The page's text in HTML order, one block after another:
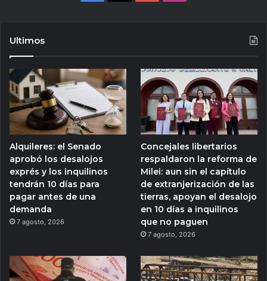
Ultimos
Alquileres: el Senado
aprobó los desalojos
exprés y los inquilinos
tendrán 10 días para
pagar antes de una
demanda
7 agosto, 2026
Concejales libertarios
respaldaron la reforma de
Milei: aun sin el capítulo
de extranjerización de las
tierras, apoyan el desalojo
en 10 días a inquilinos
que no paguen
7 agosto, 2026